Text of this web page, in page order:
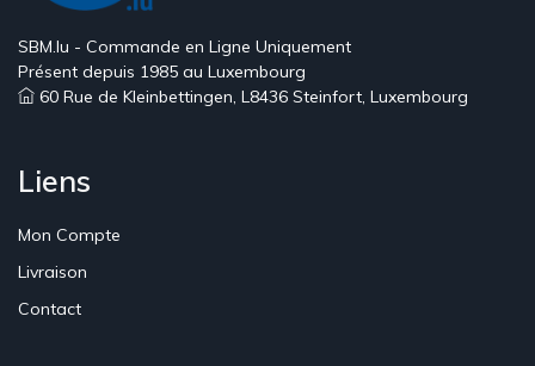
SBM.lu - Commande en Ligne Uniquement
Présent depuis 1985 au Luxembourg
60 Rue de Kleinbettingen, L8436 Steinfort, Luxembourg
Liens
Mon Compte
Livraison
Contact